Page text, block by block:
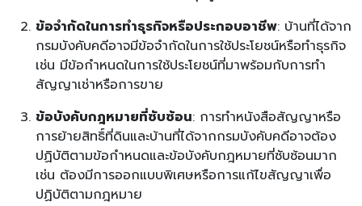
ข้อจำกัดในการทำธุรกิจหรือประกอบอาชีพ: บ้านที่ได้จาก
กรมบังคับคดีอาจมีข้อจำกัดในการใช้ประโยชน์หรือทำธุรกิจ
เช่น มีข้อกำหนดในการใช้ประโยชน์ที่มาพร้อมกับการทำ
สัญญาเช่าหรือการขาย
ข้อบังคับกฎหมายที่ซับซ้อน: การทำหนังสือสัญญาหรือ
การย้ายสิทธิ์ที่ดินและบ้านที่ได้จากกรมบังคับคดีอาจต้อง
ปฏิบัติตามข้อกำหนดและข้อบังคับกฎหมายที่ซับซ้อนมาก
เช่น ต้องมีการออกแบบพิเศษหรือการแก้ไขสัญญาเพื่อ
ปฏิบัติตามกฎหมาย